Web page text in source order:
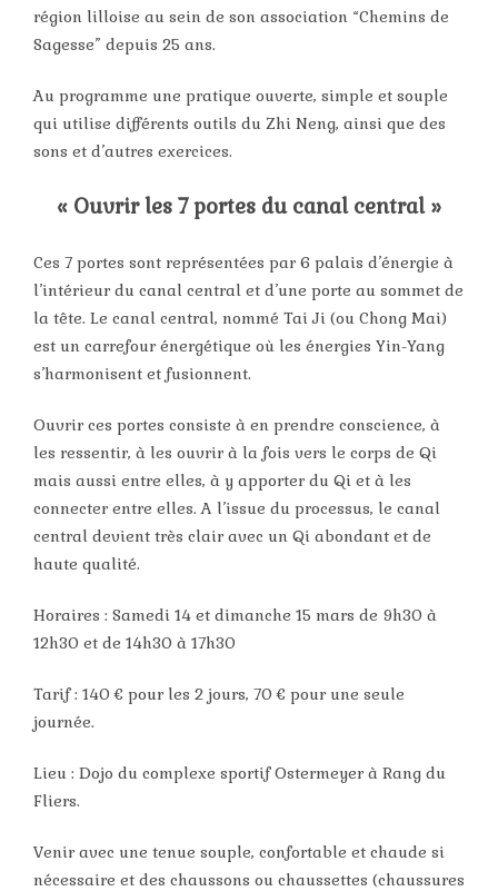
région lilloise au sein de son association “Chemins de
Sagesse” depuis 25 ans.
Au programme une pratique ouverte, simple et souple
qui utilise différents outils du Zhi Neng, ainsi que des
sons et d’autres exercices.
« Ouvrir les 7 portes du canal central »
Ces 7 portes sont représentées par 6 palais d’énergie à
l’intérieur du canal central et d’une porte au sommet de
la tête. Le canal central, nommé Tai Ji (ou Chong Mai)
est un carrefour énergétique où les énergies Yin-Yang
s’harmonisent et fusionnent.
Ouvrir ces portes consiste à en prendre conscience, à
les ressentir, à les ouvrir à la fois vers le corps de Qi
mais aussi entre elles, à y apporter du Qi et à les
connecter entre elles. A l’issue du processus, le canal
central devient très clair avec un Qi abondant et de
haute qualité.
Horaires : Samedi 14 et dimanche 15 mars de 9h30 à
12h30 et de 14h30 à 17h30
Tarif : 140 € pour les 2 jours, 70 € pour une seule
journée.
Lieu : Dojo du complexe sportif Ostermeyer à Rang du
Fliers.
Venir avec une tenue souple, confortable et chaude si
nécessaire et des chaussons ou chaussettes (chaussures